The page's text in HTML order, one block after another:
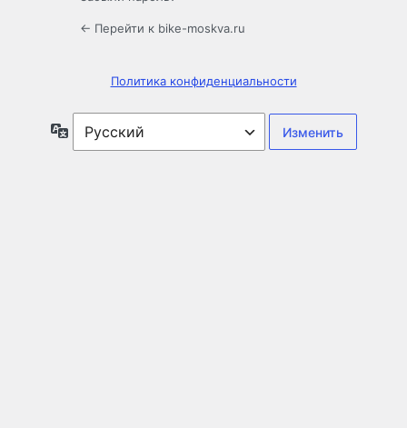
← Перейти к bike-moskva.ru
Политика конфиденциальности
Язык